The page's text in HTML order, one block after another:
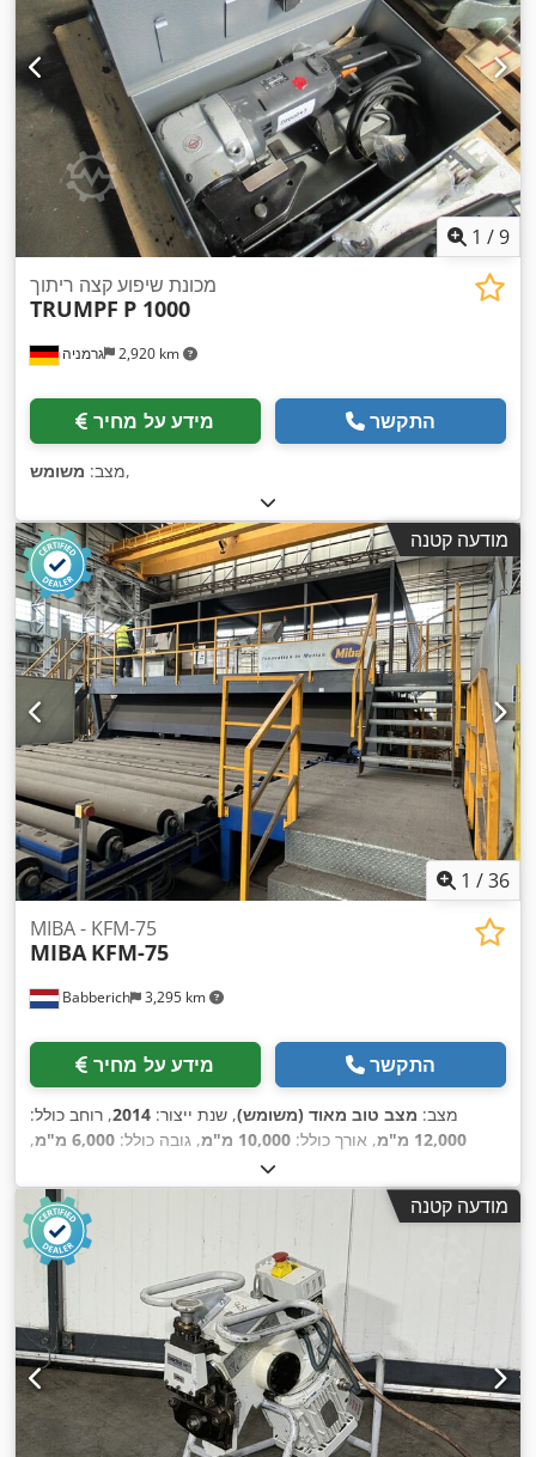
1 /9
גרמניה 2,920 km
מכונת שיפוע קצה ריתוך
TRUMPF P 1000
מידע על מחיר התקשר
מצב: משומש ,
מודעה קטנה
1 /36
Babberich 3,295 km
MIBA - KFM-75
MIBA KFM-75
מידע על מחיר התקשר
מצב: מצב טוב מאוד (משומש), שנת ייצור: 2014, רוחב כולל:
12,000 מ"מ
, אורך כולל: 10,000 מ"מ , גובה כולל: 6,000 מ"מ
,
מודעה קטנה